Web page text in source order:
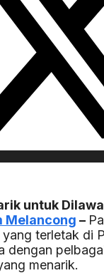
untuk
Melancong –
terletak di
dengan
menarik.